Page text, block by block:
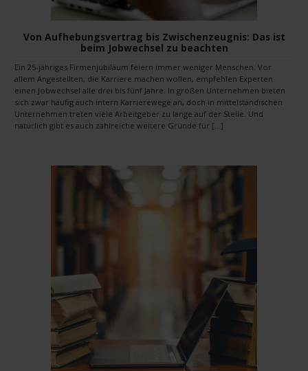
Von Aufhebungsvertrag bis Zwischenzeugnis: Das ist
beim Jobwechsel zu beachten
Ein 25-jähriges Firmenjubiläum feiern immer weniger Menschen. Vor
allem Angestellten, die Karriere machen wollen, empfehlen Experten
einen Jobwechsel alle drei bis fünf Jahre. In großen Unternehmen bieten
sich zwar häufig auch intern Karrierewege an, doch in mittelständischen
Unternehmen treten viele Arbeitgeber zu lange auf der Stelle. Und
natürlich gibt es auch zahlreiche weitere Gründe für […]